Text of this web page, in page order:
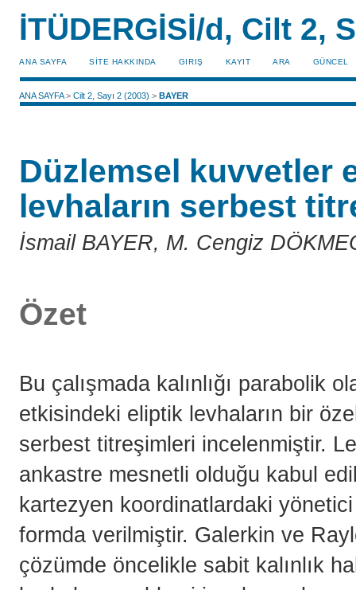
İTÜDERGİSİ/d, Cilt 2,
ANA SAYFA SİTE HAKKINDA GIRIŞ KAYIT ARA GÜNCEL
ANA SAYFA>Cilt 2, Sayı 2 (2003) >BAYER
Düzlemsel kuvvetler
levhaların serbest
İsmail BAYER, M. Cengiz
Özet
Bu çalışmada kalınlığı parabolik
etkisindeki eliptik levhaların bir
serbest titreşimleri incelenmiştir.
ankastre mesnetli olduğu kabul
kartezyen koordinatlardaki
formda verilmiştir. Galerkin ve
çözümde öncelikle sabit kalınlık